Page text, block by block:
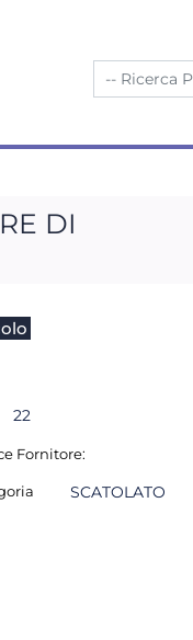
DI
22
Fornitore:
SCATOLATO